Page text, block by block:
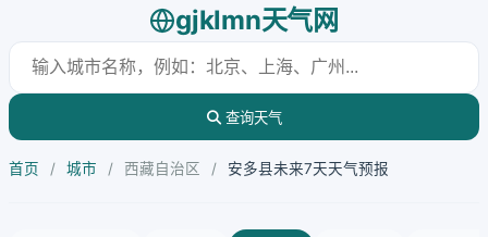
gjklmn天气网
查询天气
首页 / 城市 / 西藏自治区 / 安多县未来7天天气预报